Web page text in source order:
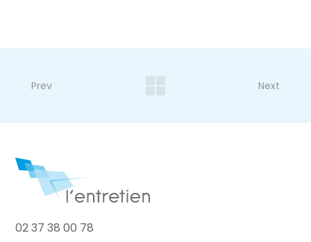
Prev Next
02 37 38 00 78